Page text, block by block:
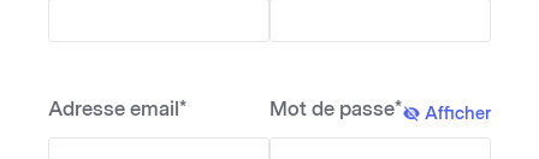
Adresse email* Mot de passe* Afficher